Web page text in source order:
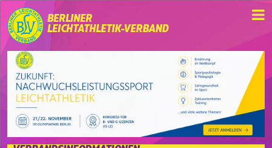
BERLINER
LEICHTATHLETIK-VERBAND